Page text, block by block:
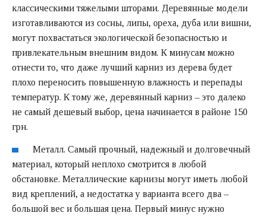
классическими тяжелыми шторами. Деревянные модели
изготавливаются из сосны, липы, ореха, дуба или вишни,
могут похвастаться экологической безопасностью и
привлекательным внешним видом. К минусам можно
отнести то, что даже лучший карниз из дерева будет
плохо переносить повышенную влажность и перепады
температур. К тому же, деревянный карниз – это далеко
не самый дешевый выбор, цена начинается в районе 150
грн.
Металл. Самый прочный, надежный и долговечный
материал, который неплохо смотрится в любой
обстановке. Металлические карнизы могут иметь любой
вид креплений, а недостатка у варианта всего два –
большой вес и большая цена. Первый минус нужно